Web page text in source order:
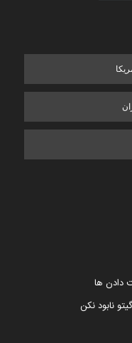
دادن ها
نابود نکن